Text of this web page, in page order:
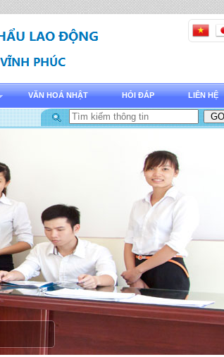
VĂN HOÁ NHẬT HỎI ĐÁP LIÊN HỆ